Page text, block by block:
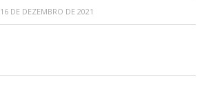
16 DE DEZEMBRO DE 2021